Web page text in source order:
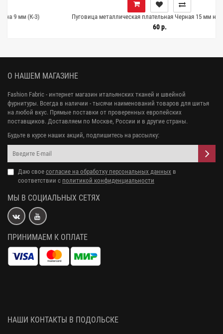
Пуговица металлическая плательная Черная 15 мм на 11мм (К-3)
О НАШЕМ МАГАЗИНЕ
Fashion Fabric - интернет магазин итальянских тканей и швейной
фурнитуры. Всегда в наличии - тысячи наименований товаров для шитья
на любой вкус. Прямые поставки от проверенных европейских
поставщиков. Доставляем по Москве, России и в другие страны.
Будьте в курсе наших акций, подпишитесь на рассылку:
Даю свое согласие на обработку персональных данных в
соответствии с политикой конфиденциальности
МЫ В СОЦИАЛЬНЫХ СЕТЯХ
ПРИНИМАЕМ К ОПЛАТЕ
НАШИ КОНТАКТЫ В ПОДОЛЬСКЕ